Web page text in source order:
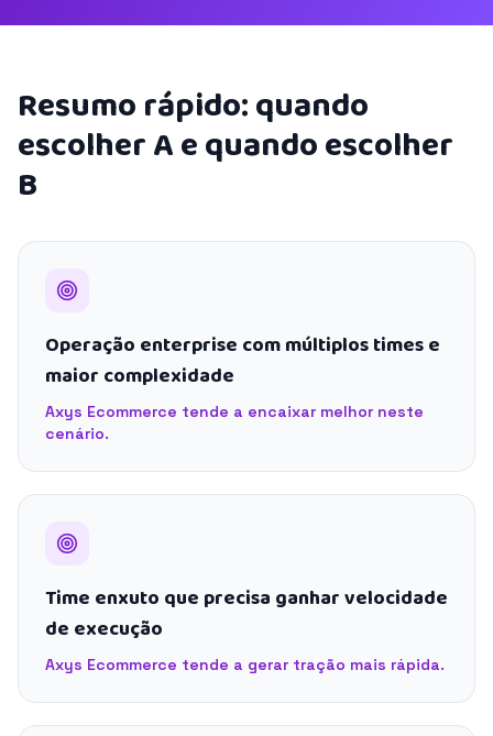
Resumo rápido: quando
escolher A e quando escolher
B
Operação enterprise com múltiplos times e
maior complexidade
Axys Ecommerce tende a encaixar melhor neste
cenário.
Time enxuto que precisa ganhar velocidade
de execução
Axys Ecommerce tende a gerar tração mais rápida.